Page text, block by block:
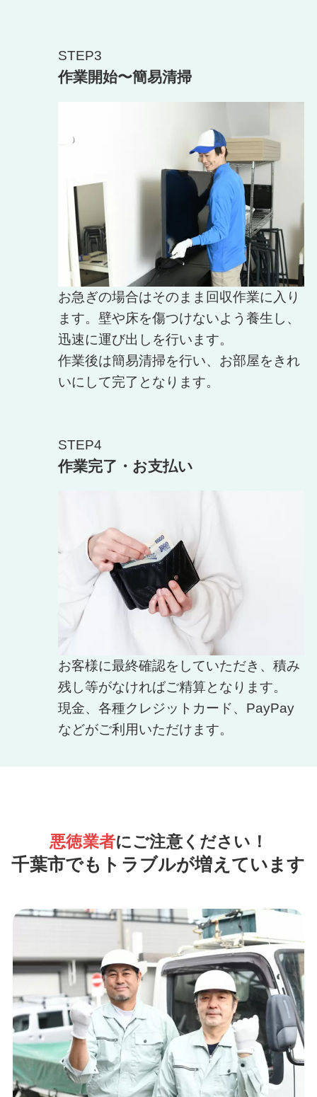
STEP3
作業開始〜簡易清掃
お急ぎの場合はそのまま回収作業に入り
ます。壁や床を傷つけないよう養生し、
迅速に運び出しを行います。
作業後は簡易清掃を行い、お部屋をきれ
いにして完了となります。
STEP4
作業完了・お支払い
お客様に最終確認をしていただき、積み
残し等がなければご精算となります。
現金、各種クレジットカード、PayPay
などがご利用いただけます。
悪徳業者にご注意ください！
千葉市でもトラブルが増えています